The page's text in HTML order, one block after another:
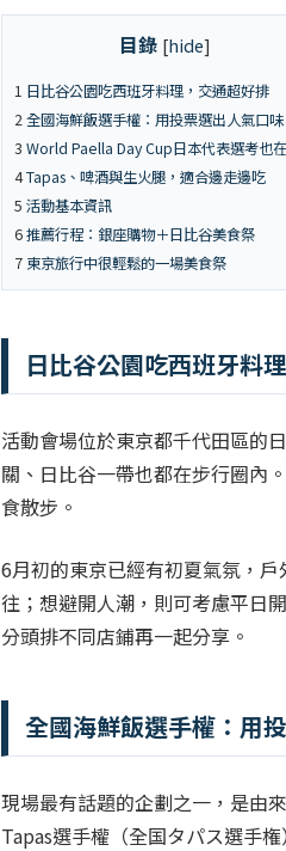
目錄 [hide]
1 日比谷公園吃西班牙料理，交通超好排
2全國海鮮飯選手權：用投票選出人氣口味
3 World Paella Day Cup日本代表選考也
4Tapas、啤酒與生火腿，適合邊走邊吃
5 活動基本資訊
6推薦行程：銀座購物＋日比谷美食祭
7 東京旅行中很輕鬆的一場美食祭
日比谷公園吃西班牙料
活動會場位於東京都千代田區的
關、日比谷一帶也都在步行圈內
食散步。
6月初的東京已經有初夏氣氛，
往；想避開人潮，則可考慮平日
分頭排不同店鋪再一起分享。
全國海鮮飯選手權：用
現場最有話題的企劃之一，是由
Tapas選手權（全国タパス選手